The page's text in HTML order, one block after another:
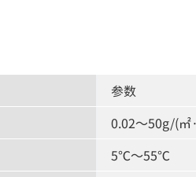
参数
0.02～50g/(㎡
5℃～55℃